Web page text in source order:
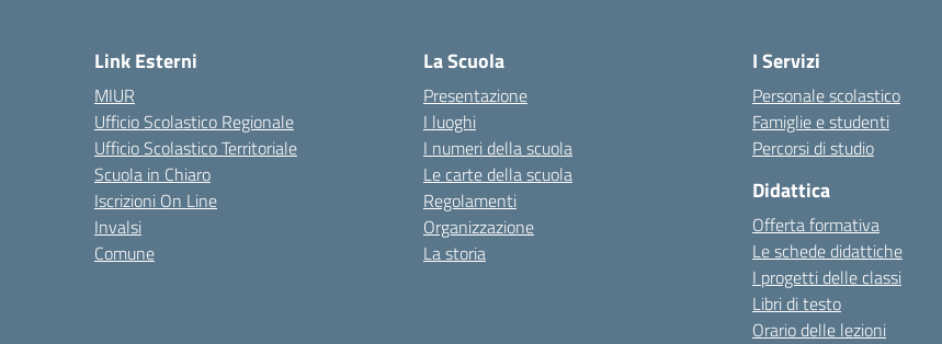
Link Esterni
MIUR
Ufficio Scolastico Regionale
Ufficio Scolastico Territoriale
Scuola in Chiaro
Iscrizioni On Line
Invalsi
Comune
La Scuola
Presentazione
I luoghi
I numeri della scuola
Le carte della scuola
Regolamenti
Organizzazione
La storia
I Servizi
Personale scolastico
Famiglie e studenti
Percorsi di studio
Didattica
Offerta formativa
Le schede didattiche
I progetti delle classi
Libri di testo
Orario delle lezioni